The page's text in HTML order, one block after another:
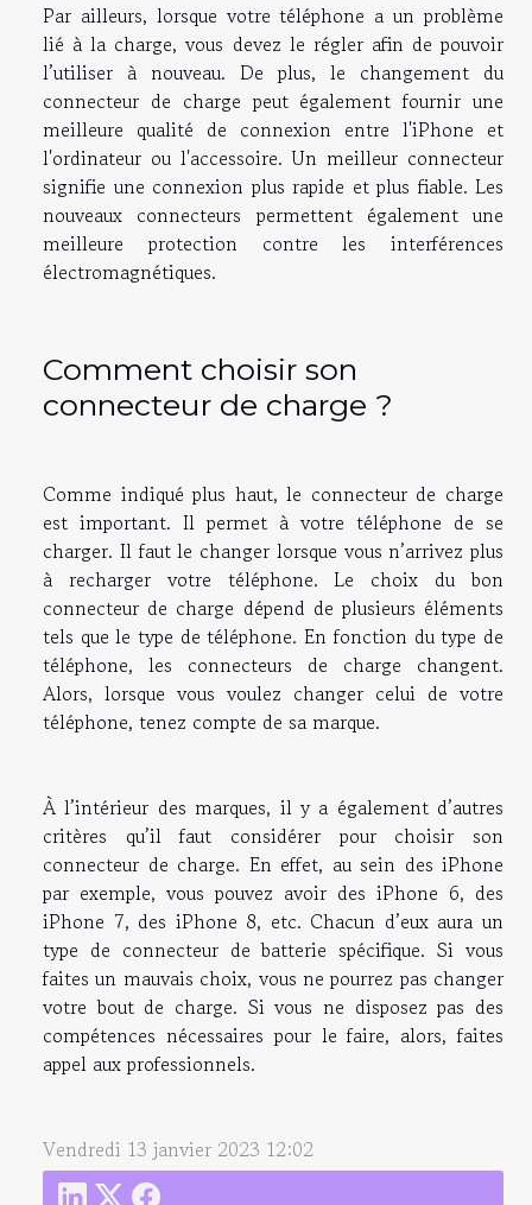
Par ailleurs, lorsque votre téléphone a un problème
lié à la charge, vous devez le régler afin de pouvoir
l’utiliser à nouveau. De plus, le changement du
connecteur de charge peut également fournir une
meilleure qualité de connexion entre l'iPhone et
l'ordinateur ou l'accessoire. Un meilleur connecteur
signifie une connexion plus rapide et plus fiable. Les
nouveaux connecteurs permettent également une
meilleure protection contre les interférences
électromagnétiques.
Comment choisir son
connecteur de charge ?
Comme indiqué plus haut, le connecteur de charge
est important. Il permet à votre téléphone de se
charger. Il faut le changer lorsque vous n’arrivez plus
à recharger votre téléphone. Le choix du bon
connecteur de charge dépend de plusieurs éléments
tels que le type de téléphone. En fonction du type de
téléphone, les connecteurs de charge changent.
Alors, lorsque vous voulez changer celui de votre
téléphone, tenez compte de sa marque.
À l’intérieur des marques, il y a également d’autres
critères qu’il faut considérer pour choisir son
connecteur de charge. En effet, au sein des iPhone
par exemple, vous pouvez avoir des iPhone 6, des
iPhone 7, des iPhone 8, etc. Chacun d’eux aura un
type de connecteur de batterie spécifique. Si vous
faites un mauvais choix, vous ne pourrez pas changer
votre bout de charge. Si vous ne disposez pas des
compétences nécessaires pour le faire, alors, faites
appel aux professionnels.
Vendredi 13 janvier 2023 12:02